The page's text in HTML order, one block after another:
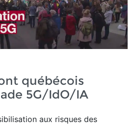
québécois
5G/IdO/IA
aux risques des